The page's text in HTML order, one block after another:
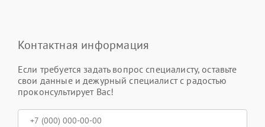
Контактная информация
Если требуется задать вопрос специалисту, оставьте
свои данные и дежурный специалист с радостью
проконсультирует Вас!